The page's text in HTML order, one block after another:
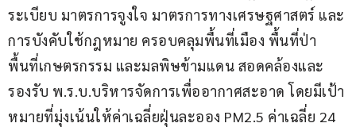
ระเบียบ มาตรการจูงใจ มาตรการทางเศรษฐศาสตร์ และ
การบังคับใช้กฎหมาย ครอบคลุมพื้นที่เมือง พื้นที่ป่า
พื้นที่เกษตรกรรม และมลพิษข้ามแดน สอดคล้องและ
รองรับ พ.ร.บ.บริหารจัดการเพื่ออากาศสะอาด โดยมีเป้า
หมายที่มุ่งเน้นให้ค่าเฉลี่ยฝุ่นละออง PM2.5 ค่าเฉลี่ย 24